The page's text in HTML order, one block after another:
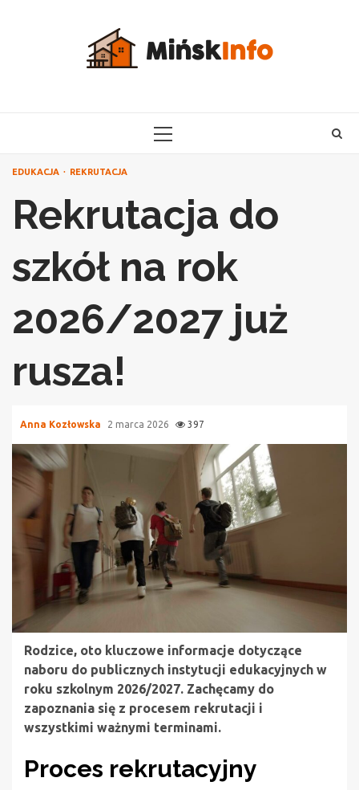
PRIMARY
EDUKACJA REKRUTACJA
Rekrutacja do
szkół na rok
2026/2027 już
rusza!
Anna Kozłowska 2 marca 2026 397
Rodzice, oto kluczowe informacje dotyczące
naboru do publicznych instytucji edukacyjnych w
roku szkolnym 2026/2027. Zachęcamy do
zapoznania się z procesem rekrutacji i
wszystkimi ważnymi terminami.
Proces rekrutacyjny